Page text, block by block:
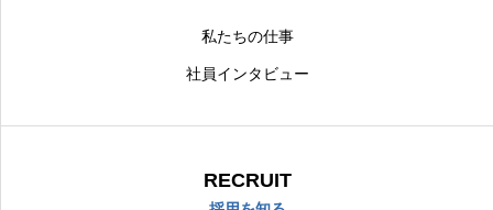
私たちの仕事
社員インタビュー
RECRUIT